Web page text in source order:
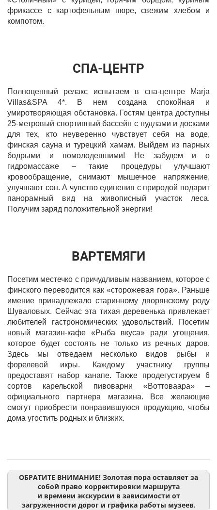
фрикассе с картофельным пюре, свежим хлебом и
компотом.
СПА-ЦЕНТР
Полноценный релакс испытаем в спа-центре Marja
Villas&SPA 4*. В нем создана спокойная и
умиротворяющая обстановка. Гостям центра доступны
25-метровый спортивный бассейн с нудлами и досками
для тех, кто неуверенно чувствует себя на воде,
финская сауна и турецкий хамам. Выйдем из парных
бодрыми и помолодевшими! Не забудем и о
гидромассаже – такие процедуры улучшают
кровообращение, снимают мышечное напряжение,
улучшают сон. А чувство единения с природой подарит
панорамный вид на живописный участок леса.
Получим заряд положительной энергии!
ВАРТЕМЯГИ
Посетим местечко с причудливым названием, которое с
финского переводится как «сторожевая гора». Раньше
имение принадлежало старинному дворянскому роду
Шуваловых. Сейчас эта тихая деревенька привлекает
любителей гастрономических удовольствий. Посетим
новый магазин-кафе «Рыба вкуса» ради угощения,
которое будет состоять не только из речных даров.
Здесь мы отведаем несколько видов рыбы и
форелевой икры. Каждому участнику группы
предоставят набор канапе. Также продегустируем 6
сортов карельской пивоварни «Воттоваара» –
официального партнера магазина. Все желающие
смогут приобрести понравившуюся продукцию, чтобы
дома угостить родных и близких.
ОБРАТИТЕ ВНИМАНИЕ! Золотая пора оставляет за
собой право корректировки маршрута
и времени экскурсии в зависимости от
загруженности дорог и графика работы музеев.